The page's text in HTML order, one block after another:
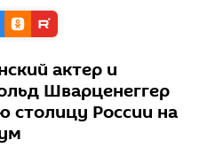
актер и
Шварценеггер
столицу России на